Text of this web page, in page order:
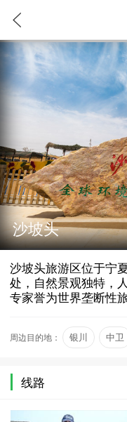
沙坡头
沙坡头旅游区位于宁
处，自然景观独特，
专家誉为世界垄断性
奇，又兼江南景色之
战…
周边目的地： 银川 中卫
线路
沙坡头旅游区位于宁
特，人文景观丰富，
源。这里集大漠、黄
之雄奇，又兼江南景
城等历史遗迹。这里
兴趣的游客可以去景
沙坡头独特的S型地
国著名的《国家地理